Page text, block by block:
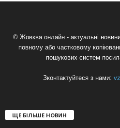
© Жовква онлайн - актуальні
повному або частковому
пошукових систем
Зконтактуйтеся з нами:
ЩЕ БІЛЬШЕ НОВИН